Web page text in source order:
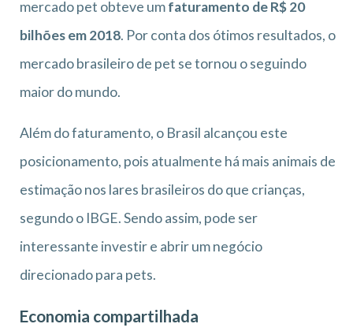
mercado pet obteve umfaturamento de R$ 20
bilhões em 2018. Por conta dos ótimos resultados, o
mercado brasileiro de pet se tornou o seguindo
maior do mundo.
Além do faturamento, o Brasil alcançou este
posicionamento, pois atualmente há mais animais de
estimação nos lares brasileiros do que crianças,
segundo o IBGE. Sendo assim, pode ser
interessante investir e abrir um negócio
direcionado para pets.
Economia compartilhada